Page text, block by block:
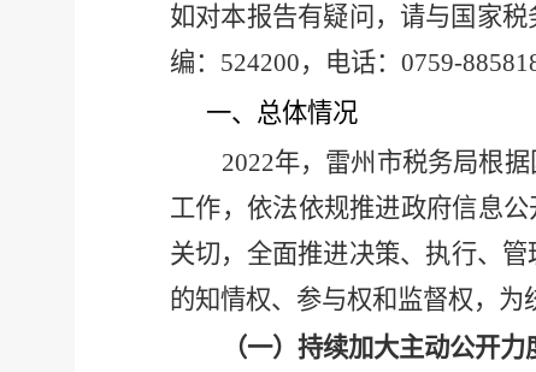
如对本报告有疑问，请与国家
编：524200，电话：0759-
一、总体情况
2022年，雷州市税务局根
工作， 依法依规推进政府信息
关切，全面推进决策、执行、
的知情权、参与权和监督权，为
（一）持续加大主动公开力